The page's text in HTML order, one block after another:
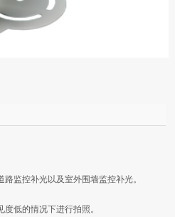
监控补光以及室外围墙监控补光。
低的情况下进行拍照。